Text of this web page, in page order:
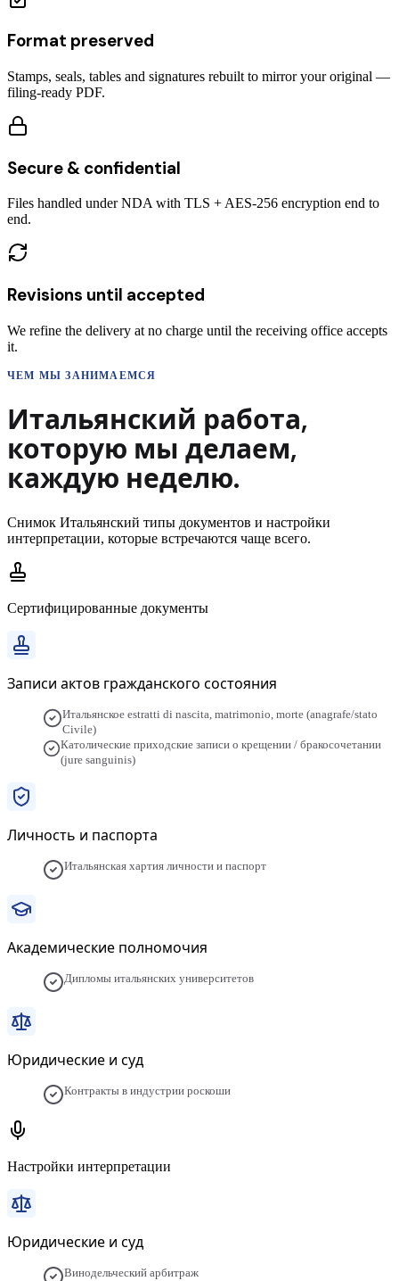
Format preserved
Stamps, seals, tables and signatures rebuilt to mirror your original —
filing-ready PDF.
Secure & confidential
Files handled under NDA with TLS + AES-256 encryption end to
end.
Revisions until accepted
We refine the delivery at no charge until the receiving office accepts
it.
ЧЕМ МЫ ЗАНИМАЕМСЯ
Итальянский работа,
которую мы делаем,
каждую неделю.
Снимок Итальянский типы документов и настройки
интерпретации, которые встречаются чаще всего.
Сертифицированные документы
Записи актов гражданского состояния
Итальянское estratti di nascita, matrimonio, morte (anagrafe/stato
Civile)
Католические приходские записи о крещении / бракосочетании
(jure sanguinis)
Личность и паспорта
Итальянская хартия личности и паспорт
Академические полномочия
Дипломы итальянских университетов
Юридические и суд
Контракты в индустрии роскоши
Настройки интерпретации
Юридические и суд
Винодельческий арбитраж